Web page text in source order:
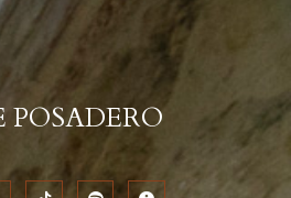
POSADERO